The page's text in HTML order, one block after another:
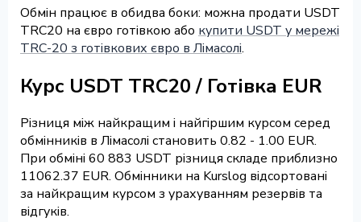
Обмін працює в обидва боки: можна продати USDT
TRC20 на євро готівкою або купити USDT у мережі
TRC-20 з готівкових євро в Лімасолі.
Курс USDT TRC20 / Готівка EUR
Різниця між найкращим і найгіршим курсом серед
обмінників в Лімасолі становить 0.82 - 1.00 EUR.
При обміні 60 883 USDT різниця складе приблизно
11062.37 EUR. Обмінники на Kurslog відсортовані
за найкращим курсом з урахуванням резервів та
відгуків.